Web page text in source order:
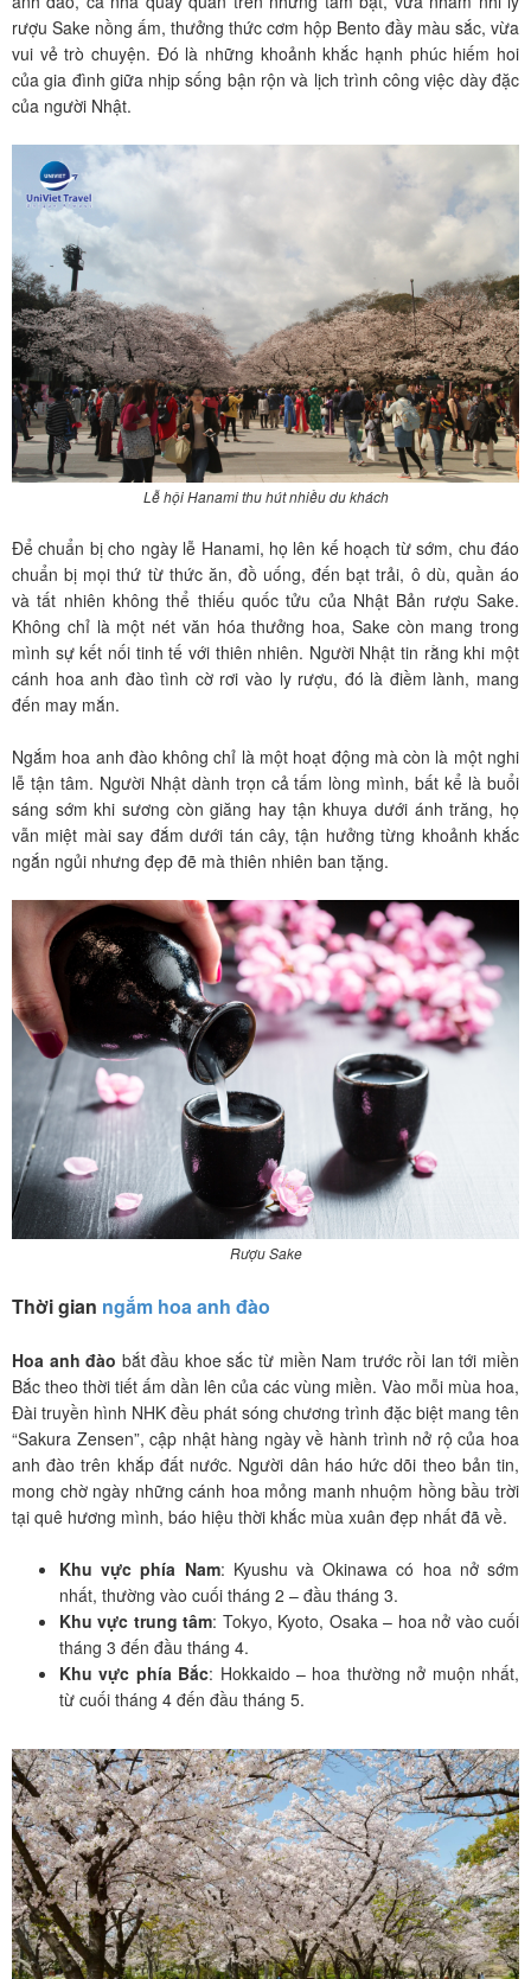
rượu Sake nồng ấm, thưởng thức cơm hộp Bento đầy màu sắc, vừa
vui vẻ trò chuyện. Đó là những khoảnh khắc hạnh phúc hiếm hoi
của gia đình giữa nhịp sống bận rộn và lịch trình công việc dày đặc
của người Nhật.
Lễ hội Hanami thu hút nhiều du khách
Để chuẩn bị cho ngày lễ Hanami, họ lên kế hoạch từ sớm, chu đáo
chuẩn bị mọi thứ từ thức ăn, đồ uống, đến bạt trải, ô dù, quần áo
và tất nhiên không thể thiếu quốc tửu của Nhật Bản rượu Sake.
Không chỉ là một nét văn hóa thưởng hoa, Sake còn mang trong
mình sự kết nối tinh tế với thiên nhiên. Người Nhật tin rằng khi một
cánh hoa anh đào tình cờ rơi vào ly rượu, đó là điềm lành, mang
đến may mắn.
Ngắm hoa anh đào không chỉ là một hoạt động mà còn là một nghi
lễ tận tâm. Người Nhật dành trọn cả tấm lòng mình, bất kể là buổi
sáng sớm khi sương còn giăng hay tận khuya dưới ánh trăng, họ
vẫn miệt mài say đắm dưới tán cây, tận hưởng từng khoảnh khắc
ngắn ngủi nhưng đẹp đẽ mà thiên nhiên ban tặng.
Rượu Sake
Thời gian ngắm hoa anh đào
Hoa anh đào bắt đầu khoe sắc từ miền Nam trước rồi lan tới miền
Bắc theo thời tiết ấm dần lên của các vùng miền. Vào mỗi mùa hoa,
Đài truyền hình NHK đều phát sóng chương trình đặc biệt mang tên
“Sakura Zensen”, cập nhật hàng ngày về hành trình nở rộ của hoa
anh đào trên khắp đất nước. Người dân háo hức dõi theo bản tin,
mong chờ ngày những cánh hoa mỏng manh nhuộm hồng bầu trời
tại quê hương mình, báo hiệu thời khắc mùa xuân đẹp nhất đã về.
Khu vực phía Nam: Kyushu và Okinawa có hoa nở sớm
nhất, thường vào cuối tháng 2 – đầu tháng 3.
Khu vực trung tâm: Tokyo, Kyoto, Osaka – hoa nở vào cuối
tháng 3 đến đầu tháng 4.
Khu vực phía Bắc: Hokkaido – hoa thường nở muộn nhất,
từ cuối tháng 4 đến đầu tháng 5.